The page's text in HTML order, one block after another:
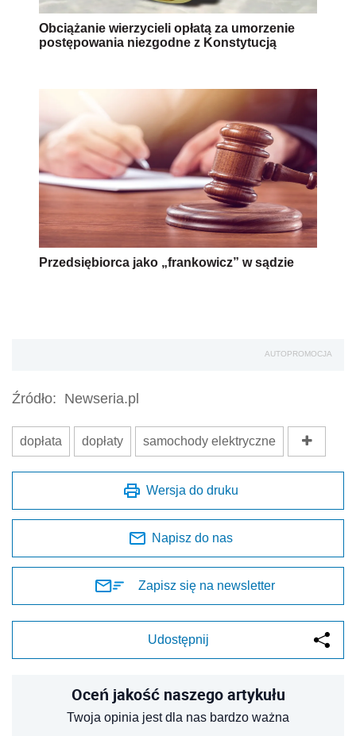
Obciążanie wierzycieli opłatą za umorzenie
postępowania niezgodne z Konstytucją
Przedsiębiorca jako „frankowicz” w sądzie
AUTOPROMOCJA
Źródło: Newseria.pl
dopłata dopłaty samochody elektryczne
Wersja do druku
Napisz do nas
Zapisz się na newsletter
Udostępnij
Oceń jakość naszego artykułu
Twoja opinia jest dla nas bardzo ważna